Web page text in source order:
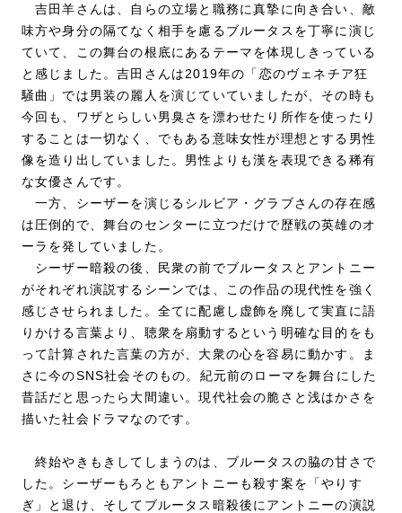
吉田羊さんは、自らの立場と職務に真摯に向き合い、敵
味方や身分の隔てなく相手を慮るブルータスを丁寧に演じ
ていて、この舞台の根底にあるテーマを体現しきっている
と感じました。吉田さんは2019年の「恋のヴェネチア狂
騒曲」では男装の麗人を演じていていましたが、その時も
今回も、ワザとらしい男臭さを漂わせたり所作を使ったり
することは一切なく、でもある意味女性が理想とする男性
像を造り出していました。男性よりも漢を表現できる稀有
な女優さんです。
一方、シーザーを演じるシルビア・グラブさんの存在感
は圧倒的で、舞台のセンターに立つだけで歴戦の英雄のオ
ーラを発していました。
シーザー暗殺の後、民衆の前でブルータスとアントニー
がそれぞれ演説するシーンでは、この作品の現代性を強く
感じさせられました。全てに配慮し虚飾を廃して実直に語
りかける言葉より、聴衆を扇動するという明確な目的をも
って計算された言葉の方が、大衆の心を容易に動かす。ま
さに今のSNS社会そのもの。紀元前のローマを舞台にした
昔話だと思ったら大間違い。現代社会の脆さと浅はかさを
描いた社会ドラマなのです。
終始やきもきしてしまうのは、ブルータスの脇の甘さで
した。シーザーもろともアントニーも殺す案を「やりす
ぎ」と退け、そしてブルータス暗殺後にアントニーの演説